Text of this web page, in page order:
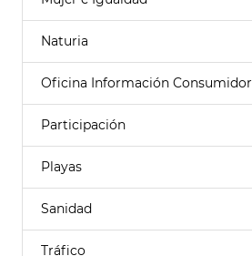
Naturia
Oficina Información Consumidor
Participación
Playas
Sanidad
Tráfico